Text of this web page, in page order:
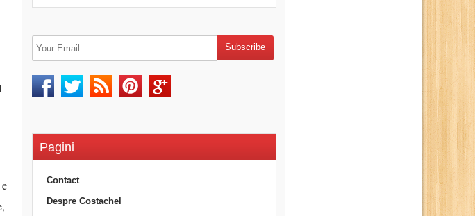
Pagini
Contact
Despre Costachel